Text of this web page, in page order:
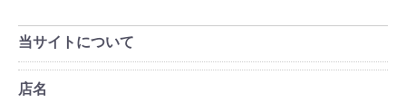
当サイトについて
店名